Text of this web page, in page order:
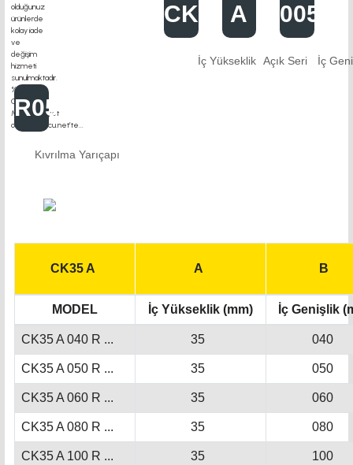
CK35
İç Yükseklik
A
Açık Seri
0050
İç
R050
Kıvrılma Yarıçapı
CK35 A A B
MODEL İç Yükseklik (mm) İç Genişlik
CK35 A 040 R ... 35 040
CK35 A 050 R ... 35 050
CK35 A 060 R ... 35 060
CK35 A 080 R ... 35 080
CK35 A 100 R ... 35 100